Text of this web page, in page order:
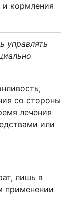
и кормления
управлять
со стороны
лечения
или
лишь в
применении